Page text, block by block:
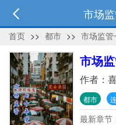
市场
首页 >> 都市 >> 市场监
市场
作者：
都市
最新章节